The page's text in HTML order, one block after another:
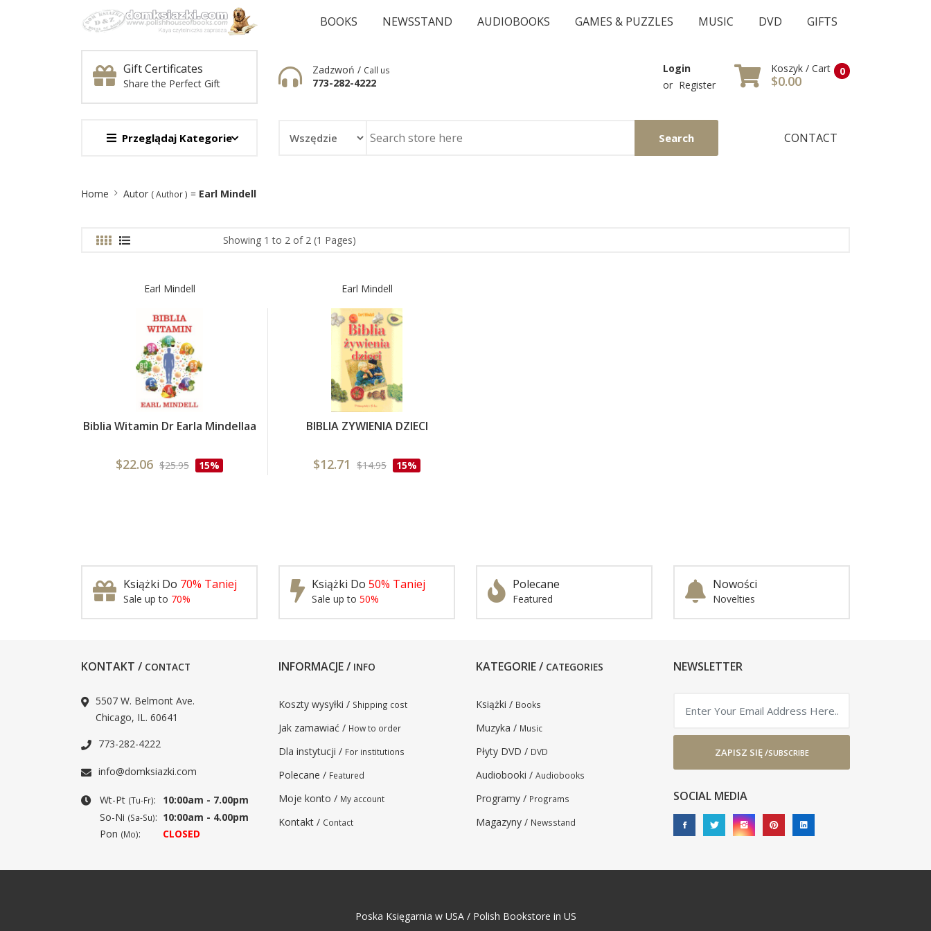
BOOKS NEWSSTAND AUDIOBOOKS GAMES & PUZZLES MUSIC DVD GIFTS
Gift Certificates
Share the Perfect Gift
Zadzwoń / Call us
773-282-4222
Login
or Register
0
Koszyk / Cart
$0.00
Przeglądaj Kategorie Search CONTACT
Home Autor ( Author ) = Earl Mindell
Showing 1 to 2 of 2 (1 Pages)
Earl Mindell
Biblia Witamin Dr Earla Mindellaa
$22.06 $25.95 15%
Earl Mindell
BIBLIA ZYWIENIA DZIECI
$12.71 $14.95 15%
Książki Do 70% Taniej
Sale up to 70%
Książki Do 50% Taniej
Sale up to 50%
Polecane
Featured
Nowości
Novelties
KONTAKT / CONTACT
5507 W. Belmont Ave.
Chicago, IL. 60641
773-282-4222
info@domksiazki.com
Wt-Pt (Tu-Fr):
10:00am - 7.00pm
So-Ni (Sa-Su): 10:00am - 4.00pm
Pon (Mo): CLOSED
INFORMACJE / INFO
Koszty wysyłki / Shipping cost
Jak zamawiać / How to order
Dla instytucji / For institutions
Polecane / Featured
Moje konto / My account
Kontakt / Contact
KATEGORIE / CATEGORIES
Książki / Books
Muzyka / Music
Płyty DVD / DVD
Audiobooki / Audiobooks
Programy / Programs
Magazyny / Newsstand
NEWSLETTER
ZAPISZ SIĘ /SUBSCRIBE
SOCIAL MEDIA
Poska Księgarnia w USA / Polish Bookstore in US